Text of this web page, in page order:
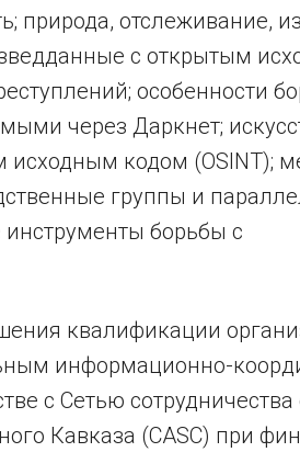
природа, отслеживание,
с открытым
особенности
через Даркнет;
исходным кодом (OSINT);
группы и
борьбы с
квалификации
информационно-
с Сетью сотрудничества
Кавказа (CASC) при